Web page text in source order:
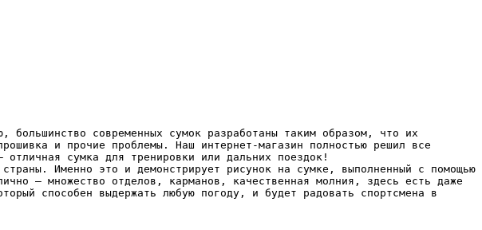
современных сумок разработаны таким образом, что их
и прочие проблемы. Наш интернет-магазин полностью решил все
сумка для тренировки или дальних поездок!
Именно это и демонстрирует рисунок на сумке, выполненный с помощью
– множество отделов, карманов, качественная молния, здесь есть даже
способен выдержать любую погоду, и будет радовать спортсмена в